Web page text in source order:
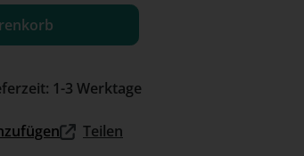
1-3 Werktage
Teilen